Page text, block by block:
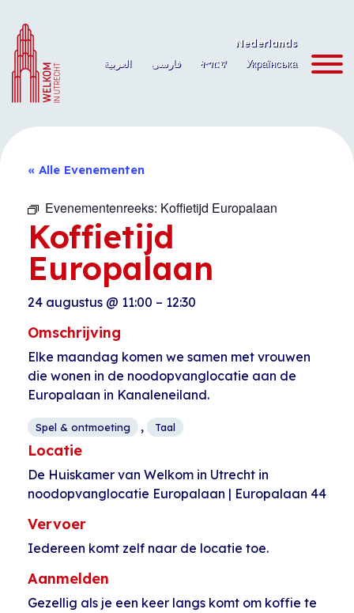
naar
de
inhoud
Nederlands
العربية
فارسی ትግርኛ Українська
« Alle Evenementen
Evenementenreeks: Koffietijd Europalaan
Koffietijd
Europalaan
24 augustus @ 11:00 – 12:30
Omschrijving
Elke maandag komen we samen met vrouwen
die wonen in de noodopvanglocatie aan de
Europalaan in Kanaleneiland.
Spel & ontmoeting , Taal
Locatie
De Huiskamer van Welkom in Utrecht in
noodopvanglocatie Europalaan | Europalaan 44
Vervoer
Iedereen komt zelf naar de locatie toe.
Aanmelden
Gezellig als je een keer langs komt om koffie te